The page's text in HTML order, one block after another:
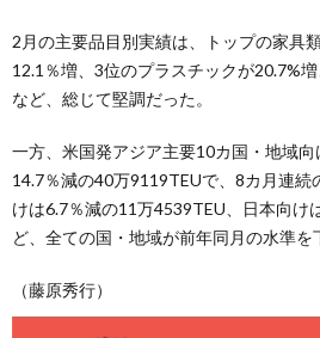
2月の主要品目別実績は、トップの家具
12.1％増、3位のプラスチックが20.7%
など、総じて堅調だった。
一方、米国発アジア主要10カ国・地域
14.7％減の40万9119TEUで、8カ月連続
けは6.7％減の11万4539TEU、日本向け
ど、全ての国・地域が前年同月の水準を
（藤原秀行）